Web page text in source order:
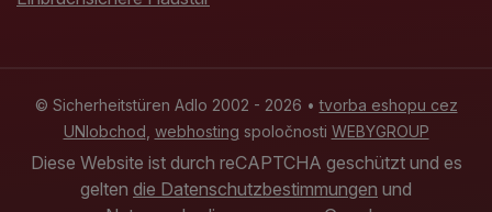
© Sicherheitstüren Adlo 2002 - 2026 •tvorba eshopu cez
UNIobchod webhosting spoločnosti WEBYGROUP
Diese Website ist durch reCAPTCHA geschützt und es
gelten die Datenschutzbestimmungen und